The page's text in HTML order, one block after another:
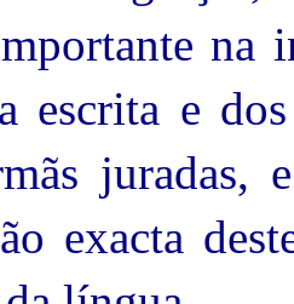
na
escrita e
juradas,
exacta